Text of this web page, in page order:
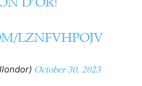
LZNFVHPOJV
October 30, 2023